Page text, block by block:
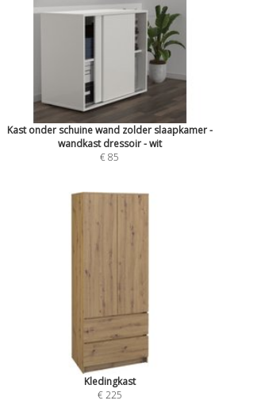
Kast onder schuine wand zolder slaapkamer -
wandkast dressoir - wit
€ 85
Kledingkast
€ 225